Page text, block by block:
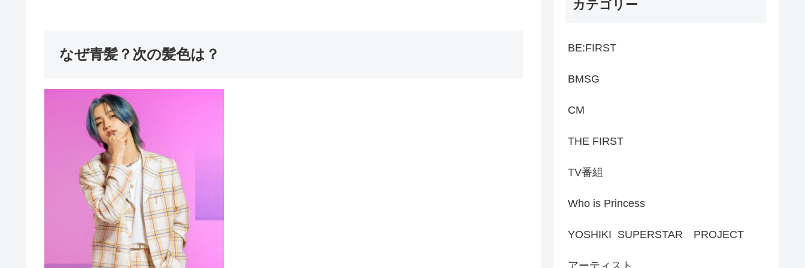
なぜ青髪？次の髪色は？
カテゴリー
BE:FIRST
BMSG
CM
THE FIRST
TV番組
Who is Princess
YOSHIKI SUPERSTAR PROJECT